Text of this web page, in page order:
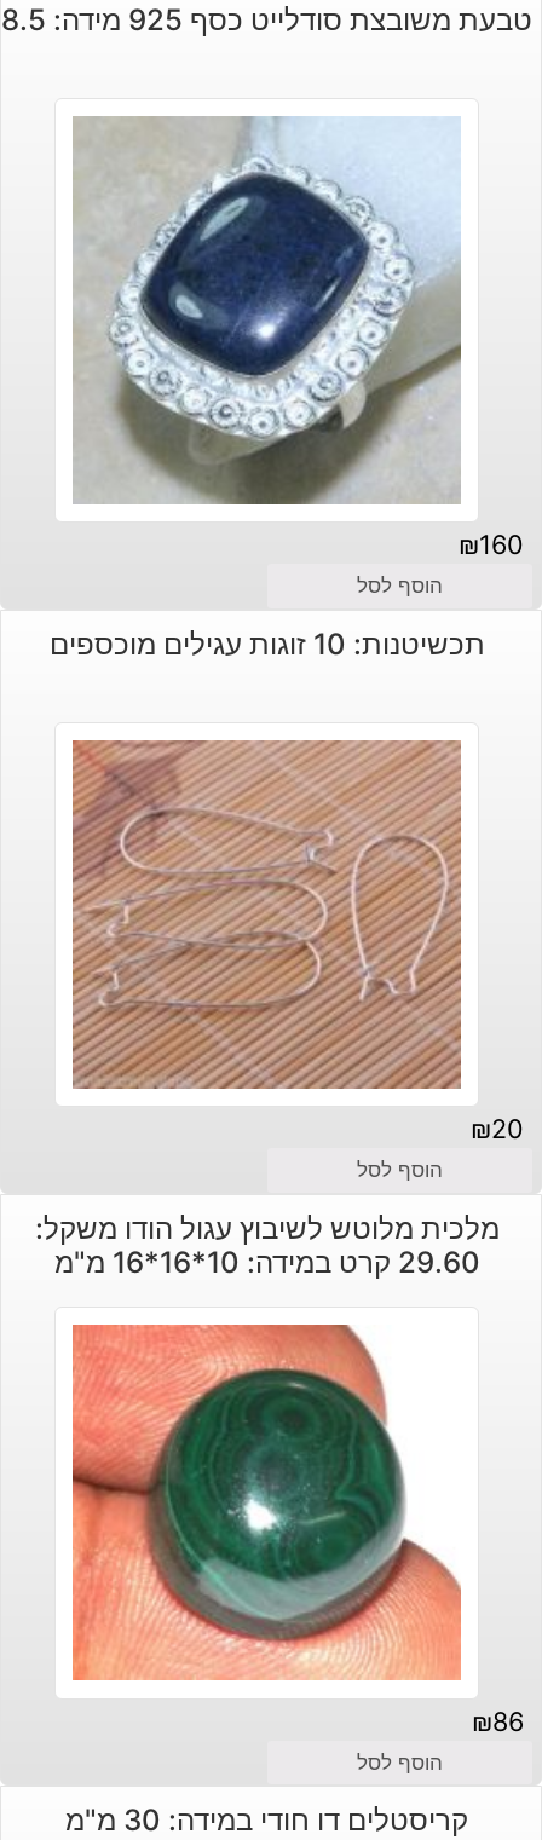
טבעת משובצת סודלייט כסף 925 מידה: 8.5
₪160
הוסף לסל
תכשיטנות: 10 זוגות עגילים מוכספים
₪20
הוסף לסל
מלכית מלוטש לשיבוץ עגול הודו משקל:
29.60 קרט במידה: 10*16*16 מ"מ
₪86
הוסף לסל
קריסטלים דו חודי במידה: 30 מ"מ